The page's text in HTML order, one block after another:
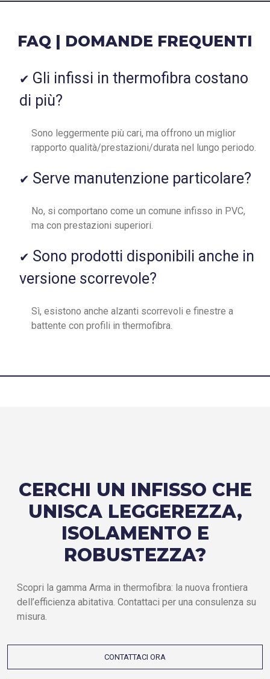
FAQ | DOMANDE FREQUENTI
Gli infissi in thermofibra costano
di più?
Sono leggermente più cari, ma offrono un miglior
rapporto qualità/prestazioni/durata nel lungo periodo.
Serve manutenzione particolare?
No, si comportano come un comune infisso in PVC,
ma con prestazioni superiori.
Sono prodotti disponibili anche in
versione scorrevole?
Sì, esistono anche alzanti scorrevoli e finestre a
battente con profili in thermofibra.
CERCHI UN INFISSO CHE
UNISCA LEGGEREZZA,
ISOLAMENTO E
ROBUSTEZZA?
Scopri la gamma Arma in thermofibra: la nuova frontiera
dell’efficienza abitativa. Contattaci per una consulenza su
misura.
CONTATTACI ORA